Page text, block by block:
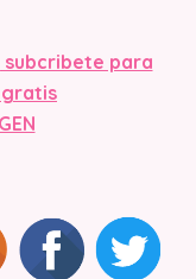
subcribete para
gratis